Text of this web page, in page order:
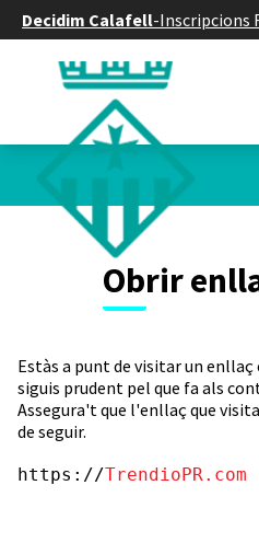
Decidim Calafell-Inscripcions
Obrir
Estàs a punt de visitar un
siguis prudent pel que fa als
Assegura't que l'enllaç que
de seguir.
https://TrendioPR.com